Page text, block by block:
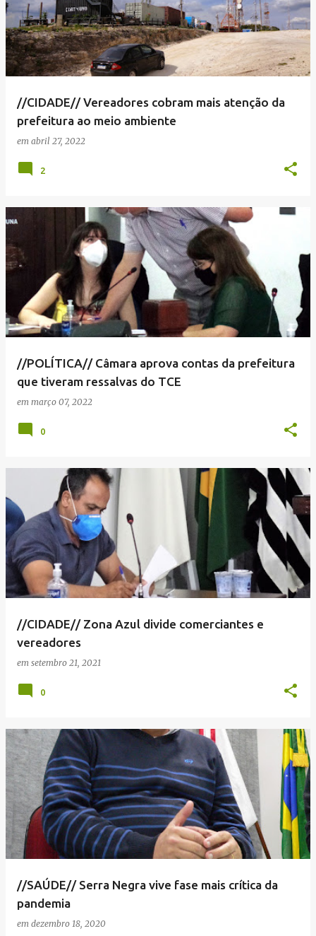
//CIDADE// Vereadores cobram mais atenção da
prefeitura ao meio ambiente
em abril 27, 2022
2
//POLÍTICA// Câmara aprova contas da prefeitura
que tiveram ressalvas do TCE
em março 07, 2022
0
//CIDADE// Zona Azul divide comerciantes e
vereadores
em setembro 21, 2021
0
//SAÚDE// Serra Negra vive fase mais crítica da
pandemia
em dezembro 18, 2020